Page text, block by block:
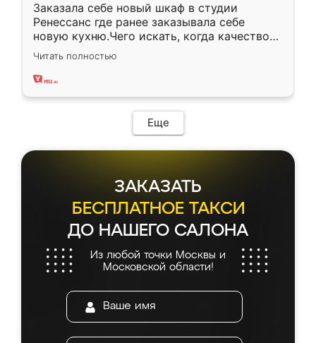
Заказала себе новый шкаф в студии
Ренессанс где ранее заказывала себе
новую кухню.Чего искать, когда качеством
вполне довольна. Служит кухня уже почти
два года, нареканий нет.
Читать полностью
Еще
ЗАКАЗАТЬ
БЕСПЛАТНОЕ ТАКСИ
ДО НАШЕГО САЛОНА
Из любой точки Москвы и
Московской области!